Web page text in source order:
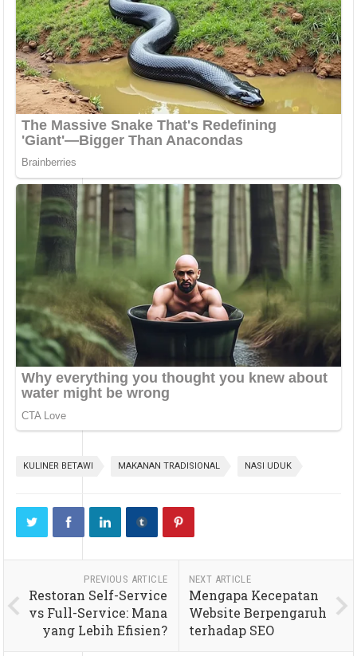
KULINER BETAWI MAKANAN TRADISIONAL NASI UDUK
PREVIOUS ARTICLE
Restoran Self-Service
vs Full-Service: Mana
yang Lebih Efisien?
NEXT ARTICLE
Mengapa Kecepatan
Website Berpengaruh
terhadap SEO